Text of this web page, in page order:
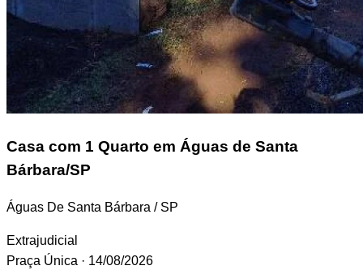
Casa com 1 Quarto em Águas de Santa
Bárbara/SP
Águas De Santa Bárbara / SP
Extrajudicial
Praça Única · 14/08/2026